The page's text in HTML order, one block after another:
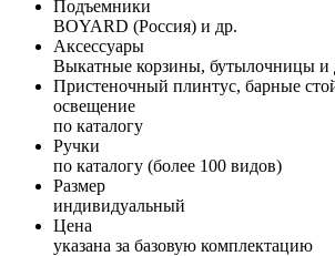
Подъемники
BOYARD (Россия) и др.
Аксессуары
Выкатные корзины, бутылочницы и
Пристеночный плинтус, барные
освещение
по каталогу
Ручки
по каталогу (более 100 видов)
Размер
индивидуальный
Цена
указана за базовую комплектацию